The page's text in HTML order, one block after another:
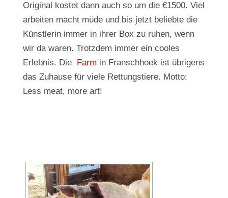
Original kostet dann auch so um die €1500. Viel
arbeiten macht müde und bis jetzt beliebte die
Künstlerin immer in ihrer Box zu ruhen, wenn
wir da waren. Trotzdem immer ein cooles
Erlebnis. Die
Farm in Franschhoek ist übrigens
das Zuhause für viele Rettungstiere. Motto:
Less meat, more art!